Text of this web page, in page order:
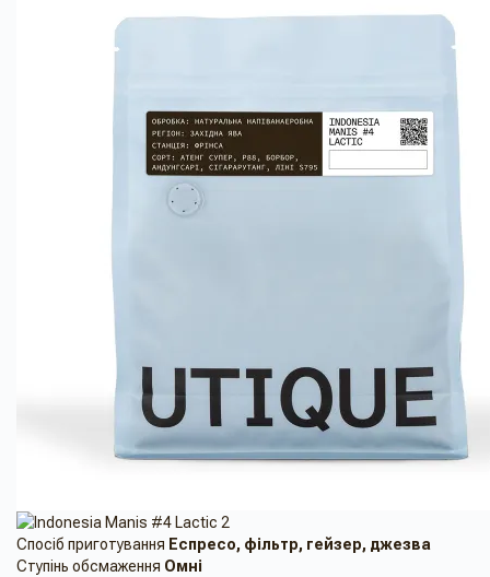
Спосіб приготування Еспресо, фільтр, гейзер, джезва
Ступінь обсмаження Омні